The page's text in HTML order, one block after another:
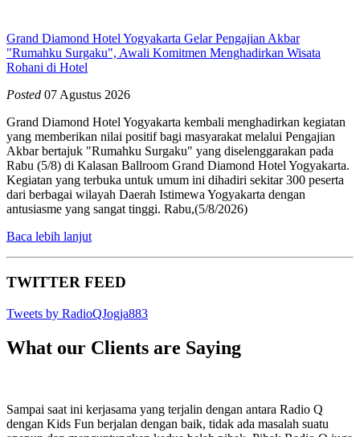
Grand Diamond Hotel Yogyakarta Gelar Pengajian Akbar
"Rumahku Surgaku", Awali Komitmen Menghadirkan Wisata
Rohani di Hotel
Posted 07 Agustus 2026
Grand Diamond Hotel Yogyakarta kembali menghadirkan kegiatan
yang memberikan nilai positif bagi masyarakat melalui Pengajian
Akbar bertajuk "Rumahku Surgaku" yang diselenggarakan pada
Rabu (5/8) di Kalasan Ballroom Grand Diamond Hotel Yogyakarta.
Kegiatan yang terbuka untuk umum ini dihadiri sekitar 300 peserta
dari berbagai wilayah Daerah Istimewa Yogyakarta dengan
antusiasme yang sangat tinggi. Rabu,(5/8/2026)
Baca lebih lanjut
TWITTER FEED
Tweets by RadioQJogja883
What our Clients are Saying
Sampai saat ini kerjasama yang terjalin dengan antara Radio Q
dengan Kids Fun berjalan dengan baik, tidak ada masalah suatu